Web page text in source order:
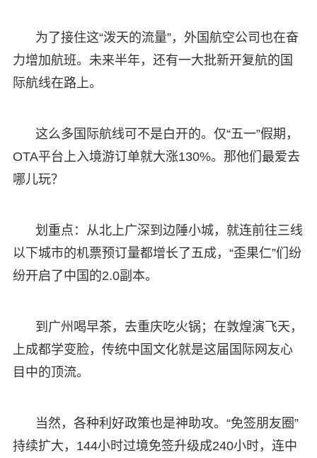
为了接住这“泼天的流量”，外国航空公司也在奋
力增加航班。未来半年，还有一大批新开复航的国
际航线在路上。
这么多国际航线可不是白开的。仅“五一”假期，
OTA平台上入境游订单就大涨130%。那他们最爱去
哪儿玩？
划重点：从北上广深到边陲小城，就连前往三线
以下城市的机票预订量都增长了五成，“歪果仁”们纷
纷开启了中国的2.0副本。
到广州喝早茶，去重庆吃火锅；在敦煌演飞天，
上成都学变脸，传统中国文化就是这届国际网友心
目中的顶流。
当然，各种利好政策也是神助攻。“免签朋友圈”
持续扩大，144小时过境免签升级成240小时，连中